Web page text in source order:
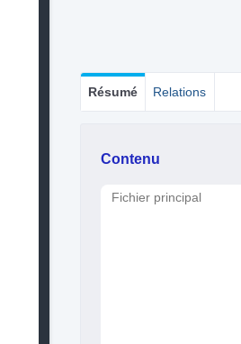
Résumé Relations
Contenu
Fichier principal